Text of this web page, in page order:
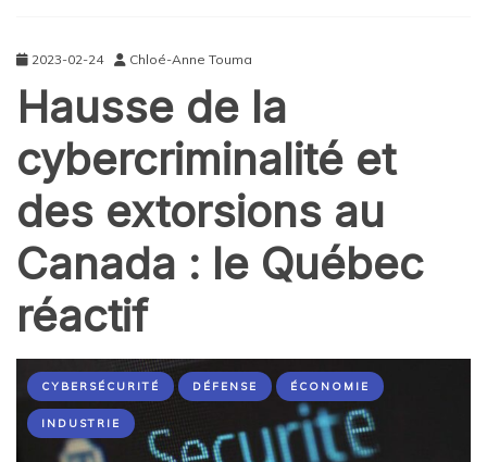
2023-02-24 Chloé-Anne Touma
Hausse de la
cybercriminalité et
des extorsions au
Canada : le Québec
réactif
CYBERSÉCURITÉ DÉFENSE ÉCONOMIE
INDUSTRIE